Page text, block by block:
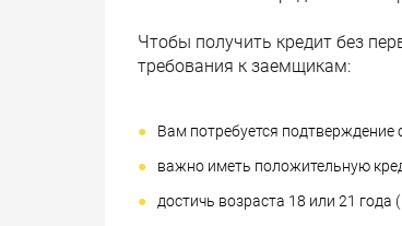
Чтобы получить кредит без
требования к заемщикам:
Вам потребуется подтверждение
важно иметь положительную
достичь возраста 18 или 21 года